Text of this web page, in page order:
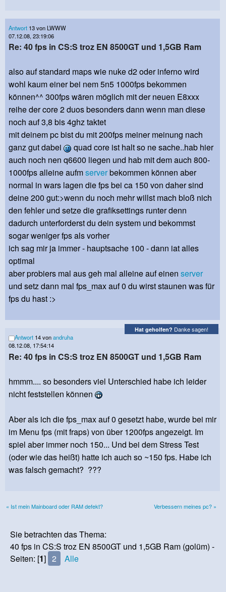
Antwort 13 von LWWW
07.12.08, 23:19:06
Re: 40 fps in CS:S troz EN 8500GT und 1,5GB Ram
also auf standard maps wie nuke d2 oder inferno wird
wohl kaum einer bei nem 5n5 1000fps bekommen
können^^ 300fps wären möglich mit der neuen E8xxx
reihe der core 2 duos besonders dann wenn man diese
noch auf 3,8 bis 4ghz taktet
mit deinem pc bist du mit 200fps meiner meinung nach
ganz gut dabei
quad core ist halt so ne sache..hab hier
auch noch nen q6600 liegen und hab mit dem auch 800-
1000fps alleine aufmserverbekommen können aber
normal in wars lagen die fps bei ca 150 von daher sind
deine 200 gut:>wenn du noch mehr willst mach bloß nich
den fehler und setze die grafiksettings runter denn
dadurch unterforderst du dein system und bekommst
sogar weniger fps als vorher
ich sag mir ja immer - hauptsache 100 - dann iat alles
optimal
aber probiers mal aus geh mal alleine auf einen server
und setz dann mal fps_max auf 0 du wirst staunen was für
fps du hast :>
Hat geholfen? Danke sagen!
Antwort 14 vonandruha
08.12.08, 17:54:14
Re: 40 fps in CS:S troz EN 8500GT und 1,5GB Ram
hmmm.... so besonders viel Unterschied habe ich leider
nicht feststellen können
Aber als ich die fps_max auf 0 gesetzt habe, wurde bei mir
im Menu fps (mit fraps) von über 1200fps angezeigt. Im
spiel aber immer noch 150... Und bei dem Stress Test
(oder wie das heißt) hatte ich auch so ~150 fps. Habe ich
was falsch gemacht? ???
« Ist mein Mainboard oder RAM defekt? Verbessern meines pc? »
Sie betrachten das Thema:
40 fps in CS:S troz EN 8500GT und 1,5GB Ram (golüm) -
Seiten: [1] 2 Alle